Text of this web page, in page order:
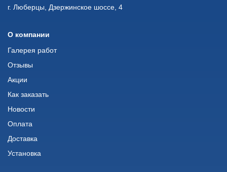
г. Люберцы, Дзержинское шоссе, 4
О компании
Галерея работ
Отзывы
Акции
Как заказать
Новости
Оплата
Доставка
Установка